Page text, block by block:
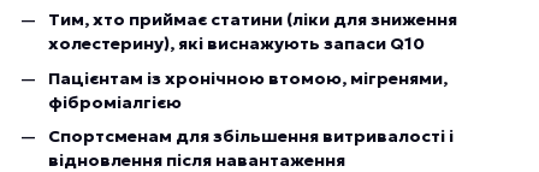
Тим, хто приймає статини (ліки для зниження
холестерину), які виснажують запаси Q10
Пацієнтам із хронічною втомою, мігренями,
фіброміалгією
Спортсменам для збільшення витривалості і
відновлення після навантаження